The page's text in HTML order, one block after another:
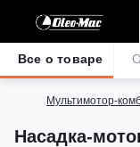
Мультимотор-
Насадка-
Все о товаре